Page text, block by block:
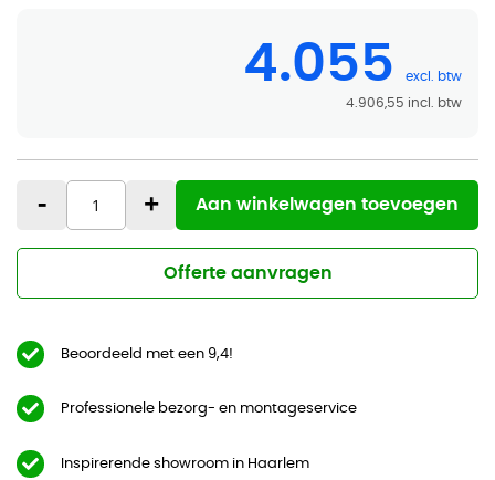
4.055
4.906,55
- + Aan winkelwagen toevoegen
Offerte aanvragen
Beoordeeld met een 9,4!
Professionele bezorg- en montageservice
Inspirerende showroom in Haarlem